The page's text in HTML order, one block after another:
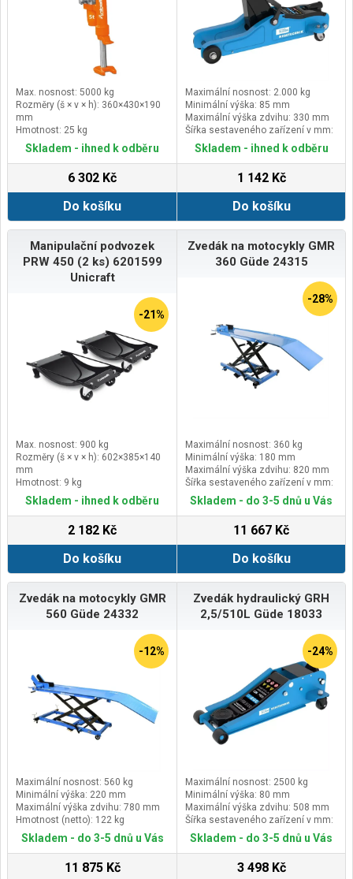
Max. nosnost: 5000 kg
Rozměry (š × v × h): 360×430×190
mm
Hmotnost: 25 kg
Skladem - ihned k odběru
6 302 Kč
Do košíku
Maximální nosnost: 2.000 kg
Minimální výška: 85 mm
Maximální výška zdvihu: 330 mm
Šířka sestaveného zařízení v mm:
200Skladem - ihned k odběru
1 142 Kč
Do košíku
Manipulační podvozek
PRW 450 (2 ks) 6201599
Unicraft
-21%
Max. nosnost: 900 kg
Rozměry (š × v × h): 602×385×140
mm
Hmotnost: 9 kg
Skladem - ihned k odběru
2 182 Kč
Do košíku
Zvedák na motocykly GMR
360 Güde 24315
-28%
Maximální nosnost: 360 kg
Minimální výška: 180 mm
Maximální výška zdvihu: 820 mm
Šířka sestaveného zařízení v mm:
840
Skladem - do 3-5 dnů u Vás
11 667 Kč
Do košíku
Zvedák na motocykly GMR
560 Güde 24332
-12%
Maximální nosnost: 560 kg
Minimální výška: 220 mm
Maximální výška zdvihu: 780 mm
Hmotnost (netto): 122 kg
Skladem - do 3-5 dnů u Vás
11 875 Kč
Zvedák hydraulický GRH
2,5/510L Güde 18033
-24%
Maximální nosnost: 2500 kg
Minimální výška: 80 mm
Maximální výška zdvihu: 508 mm
Šířka sestaveného zařízení v mm:
326
Skladem - do 3-5 dnů u Vás
3 498 Kč